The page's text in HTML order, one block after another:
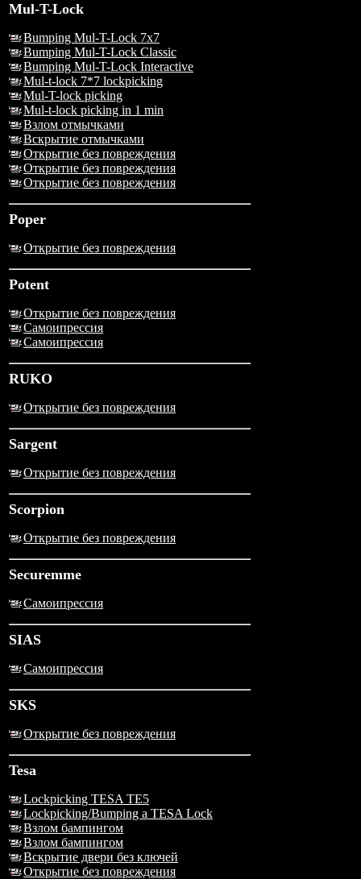
Mul-T-Lock
Bumping Mul-T-Lock 7x7
Bumping Mul-T-Lock Classic
Bumping Mul-T-Lock Interactive
Mul-t-lock 7*7 lockpicking
Mul-T-lock picking
Mul-t-lock picking in 1 min
Взлом отмычками
Вскрытие отмычками
Открытие без повреждения
Открытие без повреждения
Открытие без повреждения
Poper
Открытие без повреждения
Potent
Открытие без повреждения
Самоипрессия
Самоипрессия
RUKO
Открытие без повреждения
Sargent
Открытие без повреждения
Scorpion
Открытие без повреждения
Securemme
Самоипрессия
SIAS
Самоипрессия
SKS
Открытие без повреждения
Tesa
Lockpicking TESA TE5
Lockpicking/Bumping a TESA Lock
Взлом бампингом
Взлом бампингом
Вскрытие двери без ключей
Открытие без повреждения